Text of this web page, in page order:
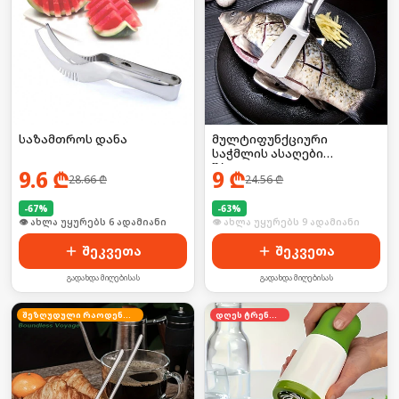
საზამთროს დანა
9.6 ₾28.66₾
-67%
🛒 ბოლო 24სთ-ში იყიდა 13-მა
შეკვეთა
გადახდა მიღებისას
მულტიფუნქციური
საჭმლის ასაღები
შპატელი
9 ₾24.56₾
-63%
🛒 ბოლო 24სთ-ში იყიდა 16-მა
შეკვეთა
გადახდა მიღებისას
შეზღუდული რაოდენობა დღეს ტრენდში